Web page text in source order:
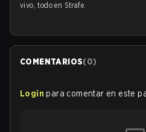
vivo, todo en Strafe.
COMENTARIOS(0)
Login para comentar en este